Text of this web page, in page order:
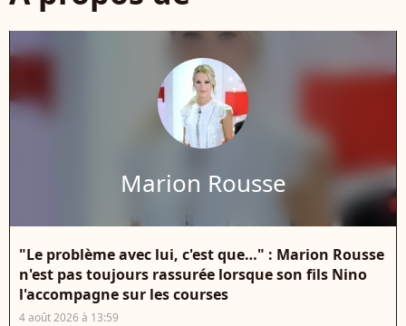
Marion Rousse
"Le problème avec lui, c'est que…" : Marion Rousse
n'est pas toujours rassurée lorsque son fils Nino
l'accompagne sur les courses
4 août 2026 à 13:59